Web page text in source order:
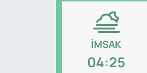
İMSAK
04:25